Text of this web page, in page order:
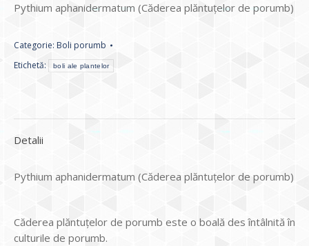
Pythium aphanidermatum (Căderea plăntuțelor de porumb)
Categorie: Boli porumb
Etichetă:
boli ale plantelor
Detalii
Pythium aphanidermatum (Căderea plăntuțelor de porumb)
Căderea plăntuțelor de porumb este o boală des întâlnită în
culturile de porumb.